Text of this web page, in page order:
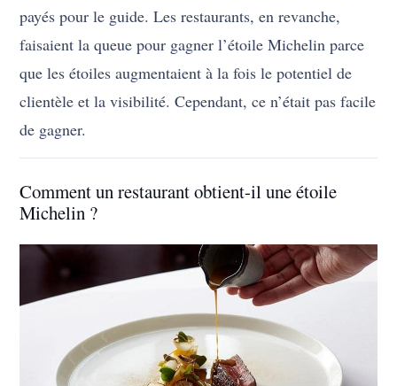
payés pour le guide. Les restaurants, en revanche,
faisaient la queue pour gagner l’étoile Michelin parce
que les étoiles augmentaient à la fois le potentiel de
clientèle et la visibilité. Cependant, ce n’était pas facile
de gagner.
Comment un restaurant obtient-il une étoile
Michelin ?